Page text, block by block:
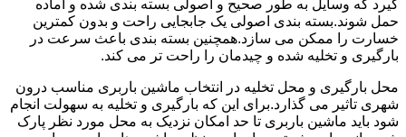
گیرد که وسایل به طور صحیح و اصولی بسته بندی شده و آماده
حمل شوند.بسته بندی اصولی یک جابجایی راحت و بدون کمترین
خسارت را ممکن می سازد.همچنین بسته بندی باعث سرعت در
بارگیری و تخلیه شده و چیدمان را راحت تر می کند.
محل بارگیری و محل تخلیه در انتخاب ماشین باربری مناسب درون
شهری تاثیر می گذارد.برای این که بارگیری و تخلیه به سهولت انجام
شود باید ماشین باربری تا حد امکان نزدیک به محل مورد نظر پارک